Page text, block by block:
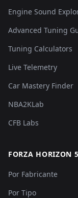
Engine Sound
Advanced Tuning
Tuning Calculators
Live Telemetry
Car Mastery Finder
NBA2KLab
CFB Labs
FORZA HORIZON 5
Por Fabricante
Por Tipo